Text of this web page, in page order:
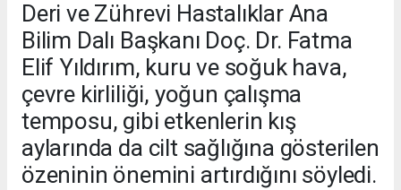
Deri ve Zührevi Hastalıklar Ana
Bilim Dalı Başkanı Doç. Dr. Fatma
Elif Yıldırım, kuru ve soğuk hava,
çevre kirliliği, yoğun çalışma
temposu, gibi etkenlerin kış
aylarında da cilt sağlığına gösterilen
özeninin önemini artırdığını söyledi.